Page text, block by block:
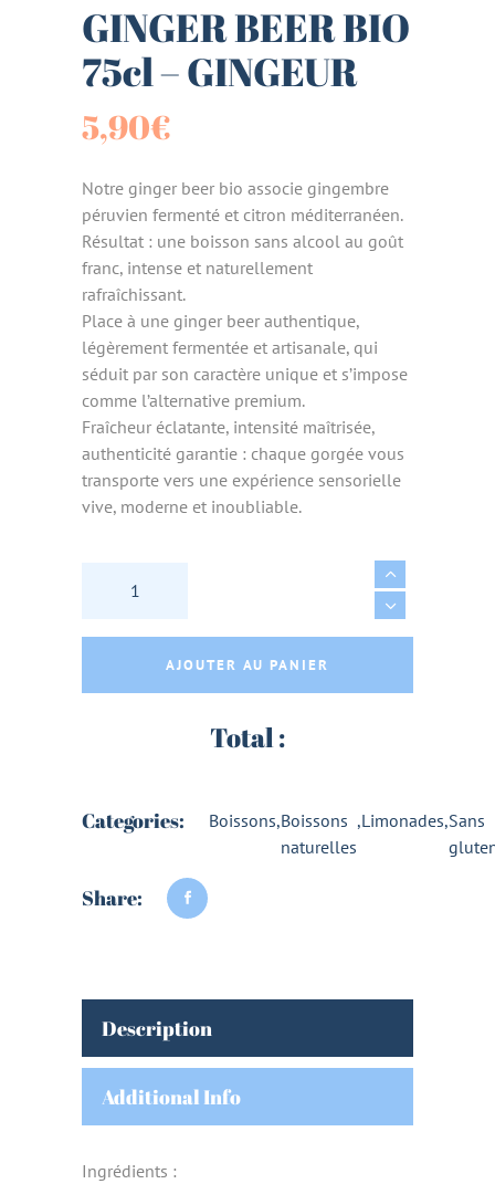
GINGER BEER BIO
75cl – GINGEUR
5,90€
Notre ginger beer bio associe gingembre
péruvien fermenté et citron méditerranéen.
Résultat : une boisson sans alcool au goût
franc, intense et naturellement
rafraîchissant.
Place à une ginger beer authentique,
légèrement fermentée et artisanale, qui
séduit par son caractère unique et s’impose
comme l’alternative premium.
Fraîcheur éclatante, intensité maîtrisée,
authenticité garantie : chaque gorgée vous
transporte vers une expérience sensorielle
vive, moderne et inoubliable.
GINGER BEER BIO 75cl - GINGEUR quantity
AJOUTER AU PANIER
Total :
Categories: Boissons,Boissons
naturelles
,Limonades,Sans
Share:
Description
Additional Info
Ingrédients :